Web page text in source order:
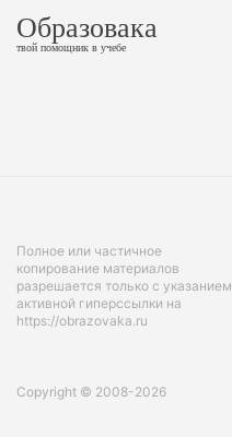
Образовака
твой помощник в учебе
Полное или частичное
копирование материалов
разрешается только с указанием
активной гиперссылки на
https://obrazovaka.ru
Copyright © 2008-2026